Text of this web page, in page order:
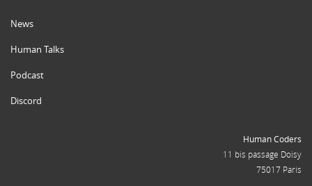
News
Human Talks
Podcast
Discord
Human Coders
11 bis passage Doisy
75017 Paris